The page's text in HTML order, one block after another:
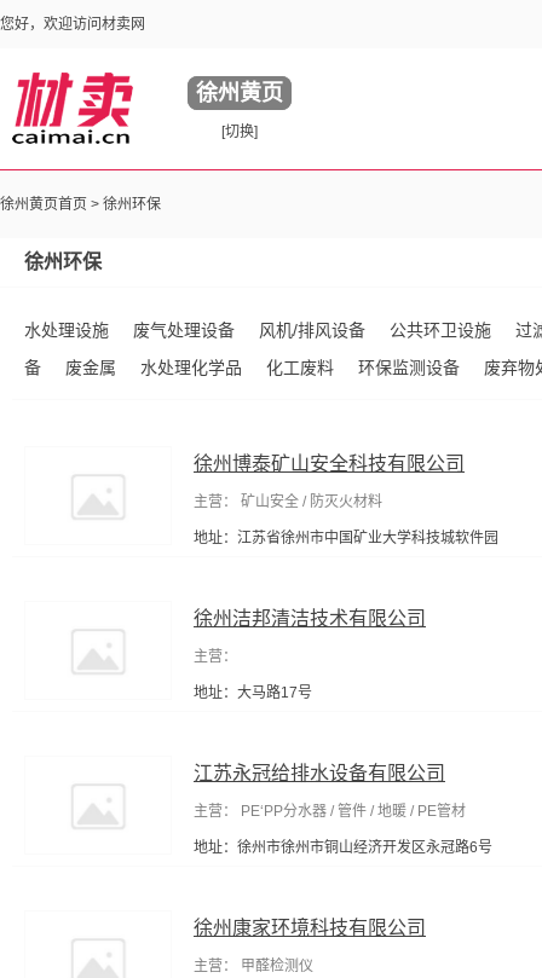
您好，欢迎访问材卖网
徐州黄页
[切换]
徐州黄页首页 > 徐州环保
徐州环保
水处理设施 废气处理设备 风机/排风设备 公共环卫设施
过
备
废金属 水处理化学品 化工废料 环保监测设备 废弃物
徐州博泰矿山安全科技有限公司
主营： 矿山安全 / 防灭火材料
地址：江苏省徐州市中国矿业大学科技城软件园
徐州洁邦清洁技术有限公司
主营：
地址：大马路17号
江苏永冠给排水设备有限公司
主营： PE‘PP分水器 / 管件 / 地暖 / PE管材
地址：徐州市徐州市铜山经济开发区永冠路6号
徐州康家环境科技有限公司
主营： 甲醛检测仪